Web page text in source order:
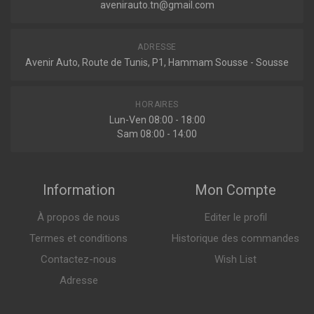
avenirauto.tn@gmail.com
ADRESSE
Avenir Auto, Route de Tunis, P1, Hammam Sousse - Sousse
HORAIRES
Lun-Ven 08:00 - 18:00
Sam 08:00 - 14:00
Information
À propos de nous
Termes et conditions
Contactez-nous
Adresse
Mon Compte
Editer le profil
Historique des commandes
Wish List